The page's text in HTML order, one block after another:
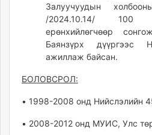
paparazzi.mn
Залуучуудын
/2024.10.14/ 100
ерөнхийлөгчөөр
Баянзүрх дүүргээс
ажиллаж байсан.
БОЛОВСРОЛ:
• 1998-2008 онд Нийслэлийн
• 2008-2012 онд МУИС, Улс